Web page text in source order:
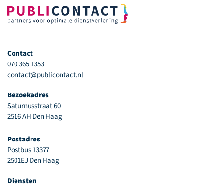
Contact
070 365 1353
contact@publicontact.nl
Bezoekadres
Saturnusstraat 60
2516 AH Den Haag
Postadres
Postbus 13377
2501EJ Den Haag
Diensten